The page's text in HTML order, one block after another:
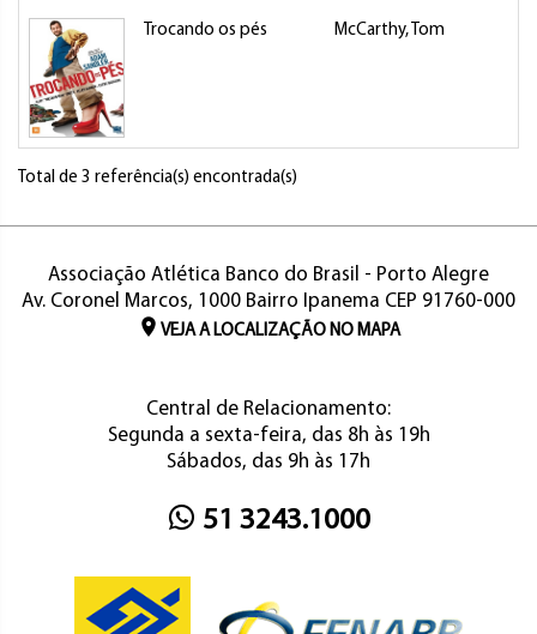
Trocando os pés McCarthy, Tom
Total de 3 referência(s) encontrada(s)
Associação Atlética Banco do Brasil - Porto Alegre
Av. Coronel Marcos, 1000 Bairro Ipanema CEP 91760-000
VEJA A LOCALIZAÇÃO NO MAPA
Central de Relacionamento:
Segunda a sexta-feira, das 8h às 19h
Sábados, das 9h às 17h
51 3243.1000